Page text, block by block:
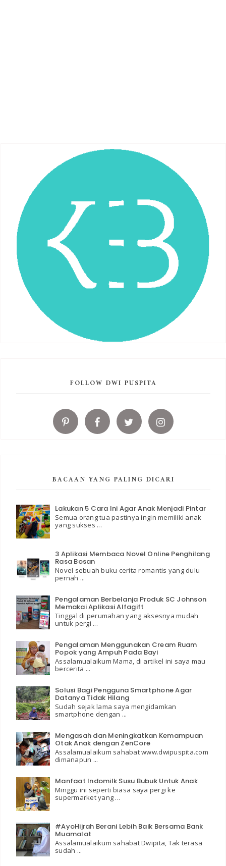
FOLLOW DWI PUSPITA
BACAAN YANG PALING DICARI
Lakukan 5 Cara Ini Agar Anak Menjadi Pintar
Semua orang tua pastinya ingin memiliki anak
yang sukses ...
3 Aplikasi Membaca Novel Online Penghilang
Rasa Bosan
Novel sebuah buku cerita romantis yang dulu
pernah ...
Pengalaman Berbelanja Produk SC Johnson
Memakai Aplikasi Alfagift
Tinggal di perumahan yang aksesnya mudah
untuk pergi ...
Pengalaman Menggunakan Cream Ruam
Popok yang Ampuh Pada Bayi
Assalamualaikum Mama, di artikel ini saya mau
bercerita ...
Solusi Bagi Pengguna Smartphone Agar
Datanya Tidak Hilang
Sudah sejak lama saya mengidamkan
smartphone dengan ...
Mengasah dan Meningkatkan Kemampuan
Otak Anak dengan ZenCore
Assalamualaikum sahabat www.dwipuspita.com
dimanapun ...
Manfaat Indomilk Susu Bubuk Untuk Anak
Minggu ini seperti biasa saya pergi ke
supermarket yang ...
#AyoHijrah Berani Lebih Baik Bersama Bank
Muamalat
Assalamualaikum sahabat Dwipita, Tak terasa
sudah ...